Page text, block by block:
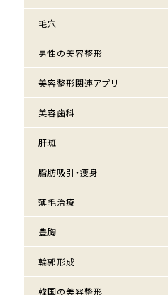
毛穴
男性の美容整形
美容整形関連アプリ
美容歯科
肝斑
脂肪吸引・痩身
薄毛治療
豊胸
輪郭形成
韓国の美容整形